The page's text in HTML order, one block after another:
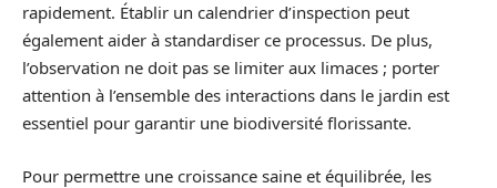
rapidement. Établir un calendrier d’inspection peut
également aider à standardiser ce processus. De plus,
l’observation ne doit pas se limiter aux limaces ; porter
attention à l’ensemble des interactions dans le jardin est
essentiel pour garantir une biodiversité florissante.
Pour permettre une croissance saine et équilibrée, les